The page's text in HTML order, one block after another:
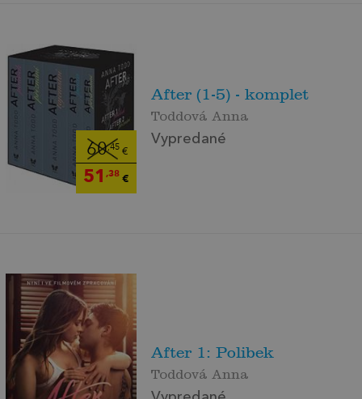
60,45€
51 ,38€
After (1-5) - komplet
Toddová Anna
Vypredané
After 1: Polibek
Toddová Anna